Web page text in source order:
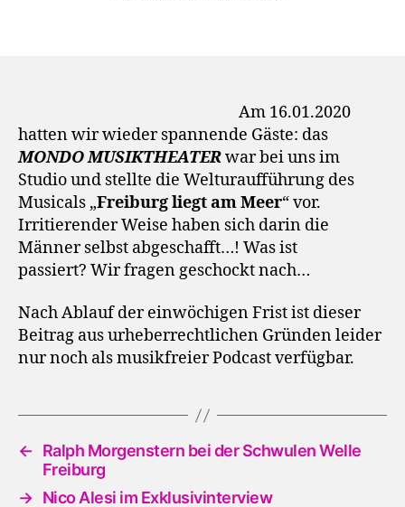
Am 16.01.2020
hatten wir wieder spannende Gäste: das
MONDO MUSIKTHEATERwar bei uns im
Studio und stellte die Welturaufführung des
Musicals „Freiburg liegt am Meer“ vor.
Irritierender Weise haben sich darin die
Männer selbst abgeschafft…! Was ist
passiert? Wir fragen geschockt nach…
Nach Ablauf der einwöchigen Frist ist dieser
Beitrag aus urheberrechtlichen Gründen leider
nur noch als musikfreier Podcast verfügbar.
←
Ralph Morgenstern bei der Schwulen Welle
Freiburg
→ Nico Alesi im Exklusivinterview